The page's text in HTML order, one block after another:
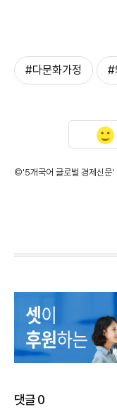
#다문화가정 #
©'5개국어 글로벌 경제신문'
댓글0